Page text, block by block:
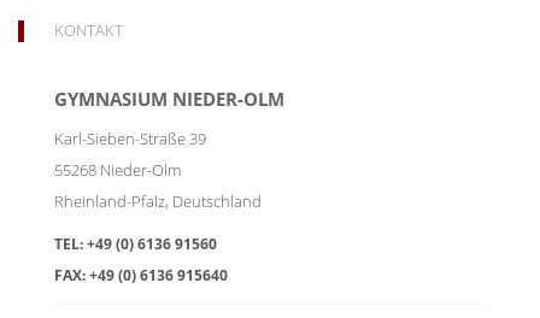
KONTAKT
GYMNASIUM NIEDER-OLM
Karl-Sieben-Straße 39
55268 Nieder-Olm
Rheinland-Pfalz, Deutschland
TEL:+49 (0) 6136 91560
FAX:+49 (0) 6136 915640